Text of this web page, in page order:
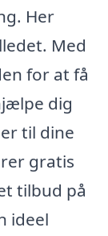
Her
Med
for at få
dig
til dine
gratis
tilbud på
ideel